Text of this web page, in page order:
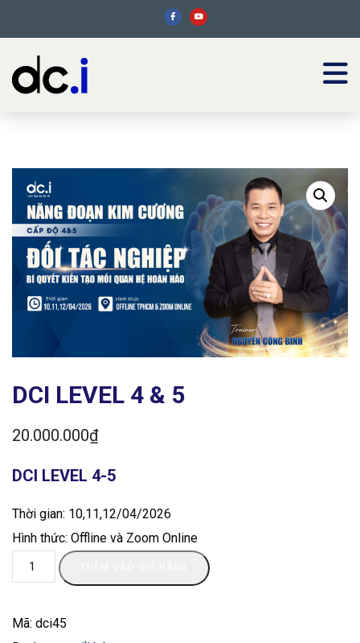
DCI LEVEL 4 & 5
20.000.000₫
DCI LEVEL 4-5
Thời gian: 10,11,12/04/2026
Hình thức: Offline và Zoom Online
Mã: dci45